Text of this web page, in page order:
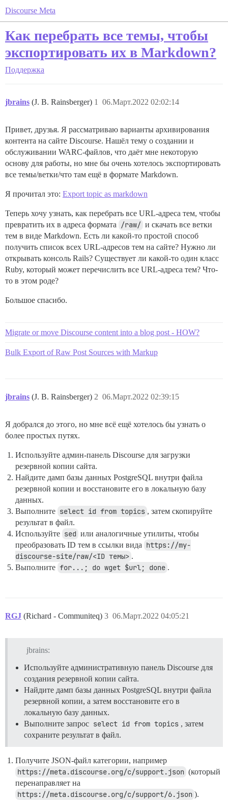
Discourse Meta
Как перебрать все темы, чтобы
экспортировать их в Markdown?
Поддержка
jbrains (J. B. Rainsberger) 06.Март.2022 02:02:14
1
Привет, друзья. Я рассматриваю варианты архивирования
контента на сайте Discourse. Нашёл тему о создании и
обслуживании WARC-файлов, что даёт мне некоторую
основу для работы, но мне бы очень хотелось экспортировать
все темы/ветки/что там ещё в формате Markdown.
Я прочитал это: Export topic as markdown
Теперь хочу узнать, как перебрать все URL-адреса тем, чтобы
превратить их в адреса формата
/raw/ и скачать все ветки
тем в виде Markdown. Есть ли какой-то простой способ
получить список всех URL-адресов тем на сайте? Нужно ли
открывать консоль Rails? Существует ли какой-то один класс
Ruby, который может перечислить все URL-адреса тем? Что-
то в этом роде?
Большое спасибо.
Migrate or move Discourse content into a blog post - HOW?
Bulk Export of Raw Post Sources with Markup
jbrains (J. B. Rainsberger) 06.Март.2022 02:39:15
2
Я добрался до этого, но мне всё ещё хотелось бы узнать о
более простых путях.
Используйте админ-панель Discourse для загрузки
резервной копии сайта.
Найдите дамп базы данных PostgreSQL внутри файла
резервной копии и восстановите его в локальную базу
данных.
Выполните select id from topics , затем скопируйте
результат в файл.
Используйте sed или аналогичные утилиты, чтобы
преобразовать ID тем в ссылки вида https://my-
discourse-site/raw/<ID темы> .
Выполните for...; do wget $url; done .
RGJ (Richard - Communiteq) 06.Март.2022 04:05:21
3
jbrains:
Используйте административную панель Discourse для
создания резервной копии сайта.
Найдите дамп базы данных PostgreSQL внутри файла
резервной копии, а затем восстановите его в
локальную базу данных.
Выполните запрос select id from topics , затем
сохраните результат в файл.
Получите JSON-файл категории, например
https://meta.discourse.org/c/support.json (который
перенаправляет на
https://meta.discourse.org/c/support/6.json ).